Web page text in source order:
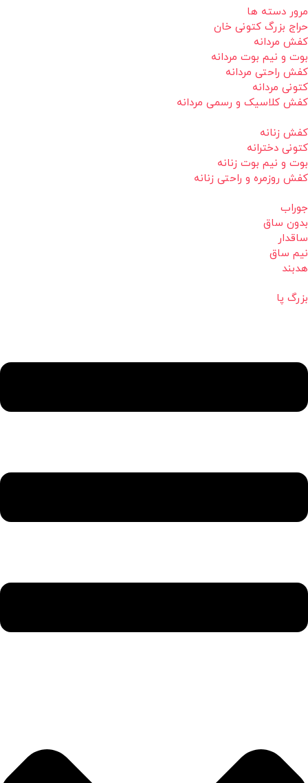
مرور دسته ها
حراج بزرگ کتونی خان
کفش مردانه
بوت و نیم بوت مردانه
کفش راحتی مردانه
کتونی مردانه
کفش کلاسیک و رسمی مردانه
کفش زنانه
کتونی دخترانه
بوت و نیم بوت زنانه
کفش روزمره و راحتی زنانه
جوراب
بدون ساق
ساقدار
نیم ساق
هدبند
بزرگ پا